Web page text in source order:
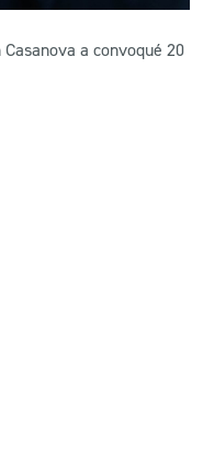
a convoqué 20